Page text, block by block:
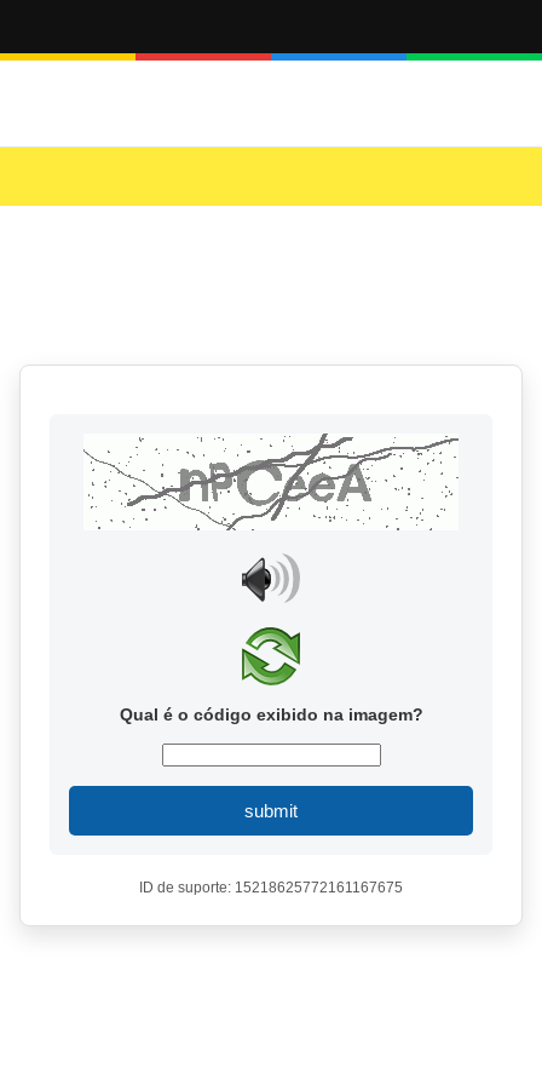
Qual é o código exibido na imagem?
submit
ID de suporte: 15218625772161167675